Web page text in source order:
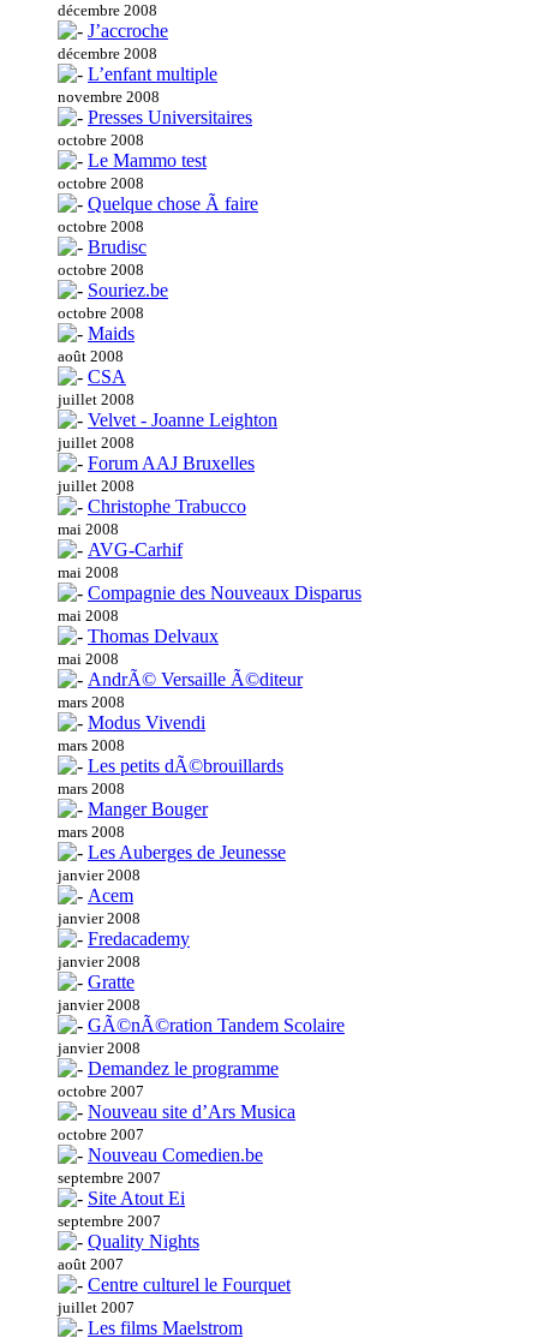
décembre 2008
J’accroche
décembre 2008
L’enfant multiple
novembre 2008
Presses Universitaires
octobre 2008
Le Mammo test
octobre 2008
Quelque chose Ã faire
octobre 2008
Brudisc
octobre 2008
Souriez.be
octobre 2008
Maids
août 2008
CSA
juillet 2008
Velvet - Joanne Leighton
juillet 2008
Forum AAJ Bruxelles
juillet 2008
Christophe Trabucco
mai 2008
AVG-Carhif
mai 2008
Compagnie des Nouveaux Disparus
mai 2008
Thomas Delvaux
mai 2008
AndrÃ© Versaille Ã©diteur
mars 2008
Modus Vivendi
mars 2008
Les petits dÃ©brouillards
mars 2008
Manger Bouger
mars 2008
Les Auberges de Jeunesse
janvier 2008
Acem
janvier 2008
Fredacademy
janvier 2008
Gratte
janvier 2008
GÃ©nÃ©ration Tandem Scolaire
janvier 2008
Demandez le programme
octobre 2007
Nouveau site d’Ars Musica
octobre 2007
Nouveau Comedien.be
septembre 2007
Site Atout Ei
septembre 2007
Quality Nights
août 2007
Centre culturel le Fourquet
juillet 2007
Les films Maelstrom